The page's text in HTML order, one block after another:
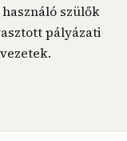
szülők
pályázati